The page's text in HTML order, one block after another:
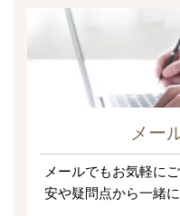
メー
メールでもお気軽に
安や疑問点から一緒